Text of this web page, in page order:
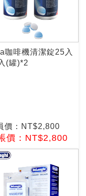
咖啡機清潔錠25入
(罐)*2
價：NT$2,800
價：NT$2,800